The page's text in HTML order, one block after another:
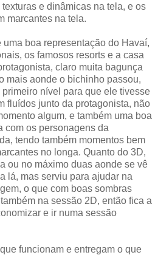
e dinâmicas na tela, e os
marcantes na tela.
boa representação do Havaí,
os famosos resorts e a casa
claro muita bagunça
mais aonde o bichinho passou,
nível para que ele tivesse
fluídos junto da protagonista, não
algum, e também uma boa
com os personagens da
tendo também momentos bem
no longa. Quanto do 3D,
ou no máximo duas aonde se vê
lá, mas serviu para ajudar na
o que com boas sombras
na sessão 2D, então fica a
e ir numa sessão
funcionam e entregam o que